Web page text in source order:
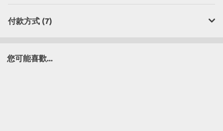
付款方式 (7)
您可能喜歡...